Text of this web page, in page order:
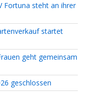
Fortuna steht an ihrer
startet
geht gemeinsam
geschlossen